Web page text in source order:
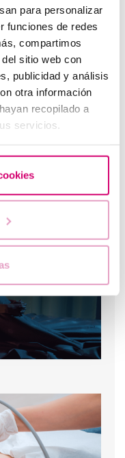
para personalizar
funciones de redes
compartimos
sitio web con
publicidad y análisis
otra información
recopilado a
servicios.
d'òvuls